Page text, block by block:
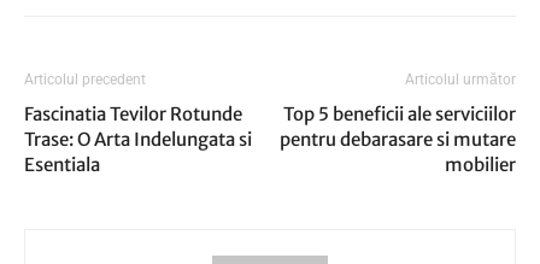
Articolul precedent
Fascinatia Tevilor Rotunde
Trase: O Arta Indelungata si
Esentiala
Articolul următor
Top 5 beneficii ale serviciilor
pentru debarasare si mutare
mobilier